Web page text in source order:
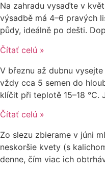
Na zahradu vysaďte v
výsadbě má 4–6 pravých
půdy, ideálně po dešti.
Čítať celú »
V březnu až dubnu
vždy cca 5 semen do
klíčit při teplotě 15–18 °C.
Čítať celú »
Zo slezu zbierame v júni
neskoršie kvety (s
denne, čím viac ich